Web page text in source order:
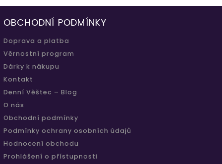
OBCHODNÍ PODMÍNKY
Doprava a platba
Věrnostní program
Dárky k nákupu
Kontakt
Denní Věštec – Blog
O nás
Obchodní podmínky
Podmínky ochrany osobních údajů
Hodnocení obchodu
Prohlášení o přístupnosti